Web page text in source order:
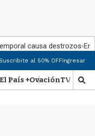
causa destrozos En
al 50% OFFIngresar
El País +OvaciónTV Show
M
o